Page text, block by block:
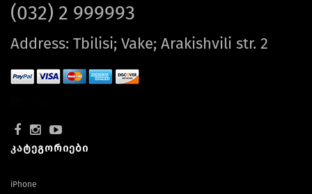
(032) 2 999993
Address: Tbilisi; Vake; Arakishvili str. 2
კატეგორიები
iPhone